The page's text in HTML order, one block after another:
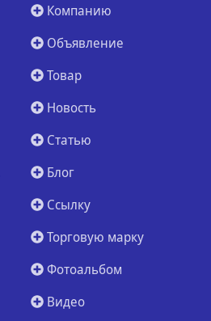
Компанию
Объявление
Товар
Новость
Статью
Блог
Ссылку
Торговую марку
Фотоальбом
Видео